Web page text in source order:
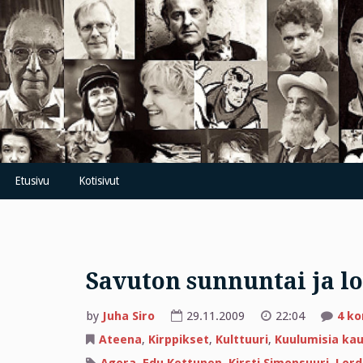
Skip
to
content
Etusivu Kotisivut
Savuton sunnuntai ja
by Juha Siro 29.11.2009 22:04 4
Ateena, Kirppikset, Kulttuuri, Kuulumisia